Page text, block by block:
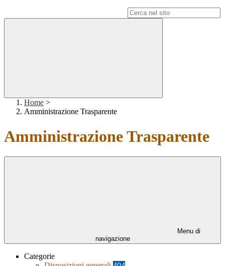
Home >
Amministrazione Trasparente
Amministrazione Trasparente
Menu di
navigazione
Categorie